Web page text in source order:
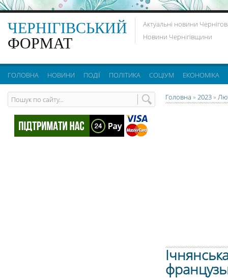
ЧЕРНІГІВСЬКИЙ
ФОРМАТ
Актуальні новини
Новини Чернігівщини
ГОЛОВНА НОВИНИ ПОДІЇ ПОЛІТИКА СОЦІУМ ЕКОНОМІКА
Головна » 2023»